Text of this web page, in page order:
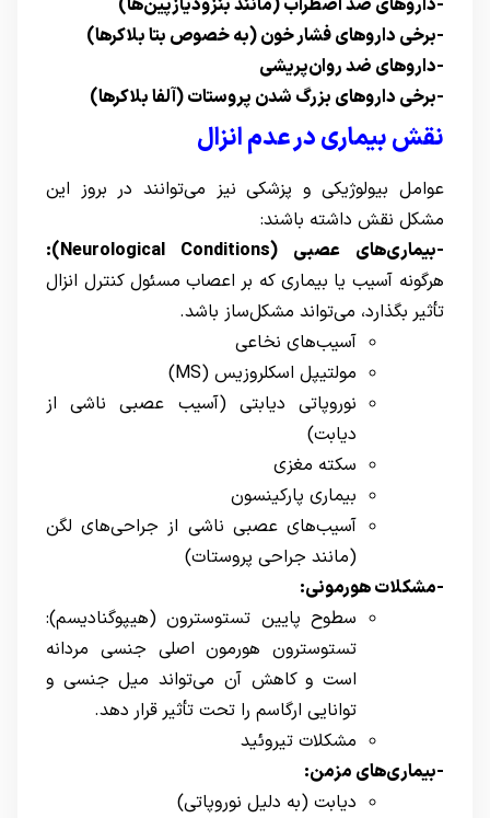
-داروهای ضد اضطراب (مانند بنزودیازپین‌ها)
-برخی داروهای فشار خون (به خصوص بتا بلاکرها)
-داروهای ضد روان‌پریشی
-برخی داروهای بزرگ شدن پروستات (آلفا بلاکرها)
نقش بیماری‌ در عدم انزال
عوامل بیولوژیکی و پزشکی نیز می‌توانند در بروز این
مشکل نقش داشته باشند:
-بیماری‌های عصبی (Neurological Conditions):
هرگونه آسیب یا بیماری که بر اعصاب مسئول کنترل انزال
تأثیر بگذارد، می‌تواند مشکل‌ساز باشد.
آسیب‌های نخاعی
مولتیپل اسکلروزیس (MS)
نوروپاتی دیابتی (آسیب عصبی ناشی از
دیابت)
سکته مغزی
بیماری پارکینسون
آسیب‌های عصبی ناشی از جراحی‌های لگن
(مانند جراحی پروستات)
-مشکلات هورمونی:
سطوح پایین تستوسترون (هیپوگنادیسم):
تستوسترون هورمون اصلی جنسی مردانه
است و کاهش آن می‌تواند میل جنسی و
توانایی ارگاسم را تحت تأثیر قرار دهد.
مشکلات تیروئید
-بیماری‌های مزمن:
دیابت (به دلیل نوروپاتی)